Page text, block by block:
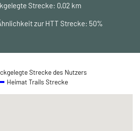
Strecke: 0,02 km
zur HTT Strecke: 50%
Strecke des Nutzers
Heimat Trails Strecke